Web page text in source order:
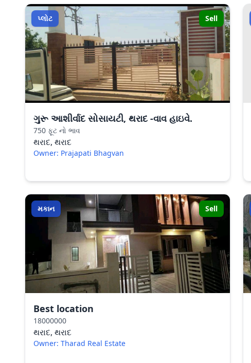
પ્લોટ Sell
ગુરૂ આશીર્વાદ સોસાયટી, થરાદ -વાવ હાઇવે.
750 ફૂટ નો ભાવ
થરાદ, થરાદ
Owner: Prajapati Bhagvan
મકાન Sell
Best location
18000000
થરાદ, થરાદ
Owner: Tharad Real Estate